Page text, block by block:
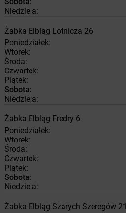
Niedziela:
Żabka Elbląg Lotnicza 26
Poniedziałek:
Wtorek:
Środa:
Czwartek:
Piątek:
Sobota:
Niedziela:
Żabka Elbląg Fredry 6
Poniedziałek:
Wtorek:
Środa:
Czwartek:
Piątek:
Sobota:
Niedziela:
Żabka Elbląg Szarych Szeregów 21